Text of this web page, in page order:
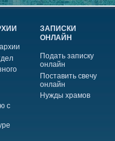
с
ЗАПИСКИ
ОНЛАЙН
Подать записку
онлайн
Поставить свечу
онлайн
Нужды храмов